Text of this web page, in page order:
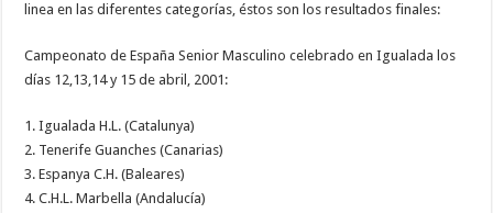
linea en las diferentes categorías, éstos son los resultados finales:
Campeonato de España Senior Masculino celebrado en Igualada los
días 12,13,14 y 15 de abril, 2001:
1. Igualada H.L. (Catalunya)
2. Tenerife Guanches (Canarias)
3. Espanya C.H. (Baleares)
4. C.H.L. Marbella (Andalucía)